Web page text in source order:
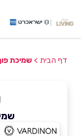
דף הבית > שמיכת